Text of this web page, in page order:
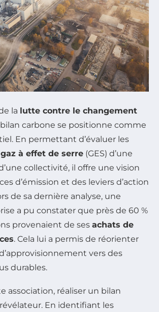
la lutte contre le changement
bilan carbone se positionne comme
En permettant d’évaluer les
à effet de serre (GES) d’une
collectivité, il offre une vision
d’émission et des leviers d’action
de sa dernière analyse, une
a pu constater que près de 60 %
provenaient de ses achats de
. Cela lui a permis de réorienter
vers des
durables.
association, réaliser un bilan
En identifiant les